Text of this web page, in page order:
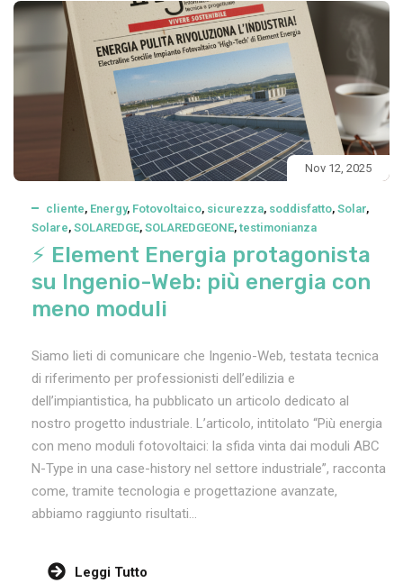
Nov 12, 2025
cliente, Energy, Fotovoltaico, sicurezza, soddisfatto, Solar,
Solare, SOLAREDGE, SOLAREDGEONE, testimonianza
⚡ Element Energia protagonista
su Ingenio-Web: più energia con
meno moduli
Siamo lieti di comunicare che Ingenio-Web, testata tecnica
di riferimento per professionisti dell’edilizia e
dell’impiantistica, ha pubblicato un articolo dedicato al
nostro progetto industriale. L’articolo, intitolato “Più energia
con meno moduli fotovoltaici: la sfida vinta dai moduli ABC
N-Type in una case-history nel settore industriale”, racconta
come, tramite tecnologia e progettazione avanzate,
abbiamo raggiunto risultati...
Leggi Tutto